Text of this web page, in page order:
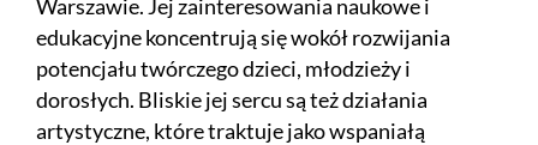
Warszawie. Jej zainteresowania naukowe i
edukacyjne koncentrują się wokół rozwijania
potencjału twórczego dzieci, młodzieży i
dorosłych. Bliskie jej sercu są też działania
artystyczne, które traktuje jako wspaniałą